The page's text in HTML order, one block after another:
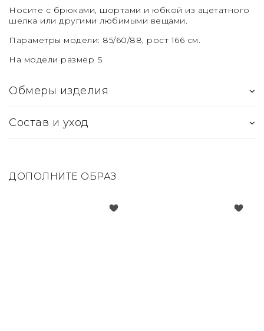
Носите с брюками, шортами и юбкой из ацетатного
шелка или другими любимыми вещами.
Параметры модели: 85/60/88, рост 166 см.
На модели размер S
Обмеры изделия
Состав и уход
ДОПОЛНИТЕ ОБРАЗ